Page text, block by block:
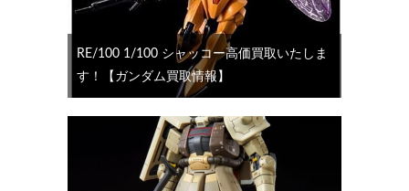
RE/100 1/100 シャッコー高価買取いたしま
す！【ガンダム買取情報】